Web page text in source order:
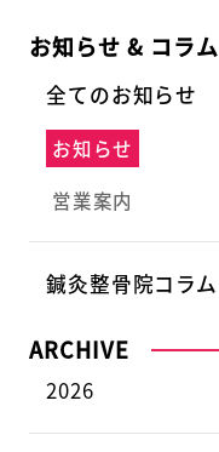
お知らせ & コラム
全てのお知らせ
お知らせ
営業案内
鍼灸整骨院コラム
ARCHIVE
2026